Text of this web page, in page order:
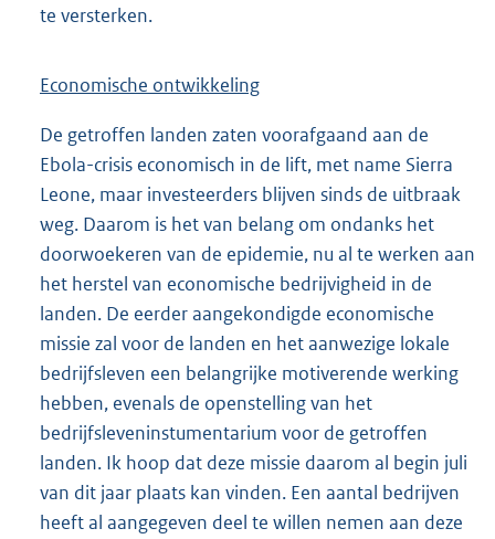
te versterken.
Economische ontwikkeling
De getroffen landen zaten voorafgaand aan de
Ebola-crisis economisch in de lift, met name Sierra
Leone, maar investeerders blijven sinds de uitbraak
weg. Daarom is het van belang om ondanks het
doorwoekeren van de epidemie, nu al te werken aan
het herstel van economische bedrijvigheid in de
landen. De eerder aangekondigde economische
missie zal voor de landen en het aanwezige lokale
bedrijfsleven een belangrijke motiverende werking
hebben, evenals de openstelling van het
bedrijfsleveninstumentarium voor de getroffen
landen. Ik hoop dat deze missie daarom al begin juli
van dit jaar plaats kan vinden. Een aantal bedrijven
heeft al aangegeven deel te willen nemen aan deze